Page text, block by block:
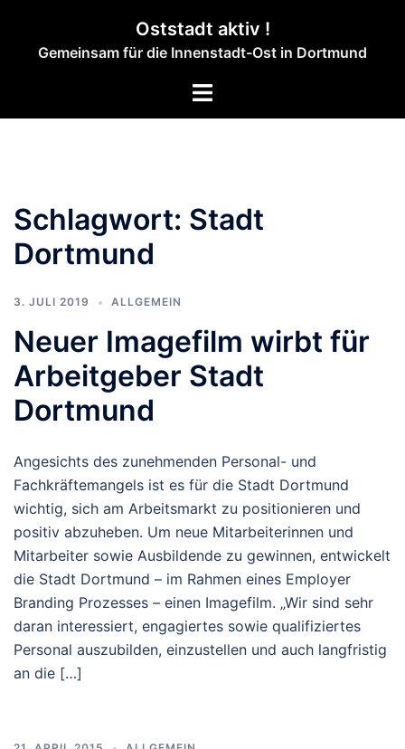
springen
Oststadt aktiv !
Gemeinsam für die Innenstadt-Ost in Dortmund
Menü
Schlagwort: Stadt
Dortmund
3. JULI 2019 ALLGEMEIN
Neuer Imagefilm wirbt für
Arbeitgeber Stadt
Dortmund
Angesichts des zunehmenden Personal- und
Fachkräftemangels ist es für die Stadt Dortmund
wichtig, sich am Arbeitsmarkt zu positionieren und
positiv abzuheben. Um neue Mitarbeiterinnen und
Mitarbeiter sowie Ausbildende zu gewinnen, entwickelt
die Stadt Dortmund – im Rahmen eines Employer
Branding Prozesses – einen Imagefilm. „Wir sind sehr
daran interessiert, engagiertes sowie qualifiziertes
Personal auszubilden, einzustellen und auch langfristig
an die […]